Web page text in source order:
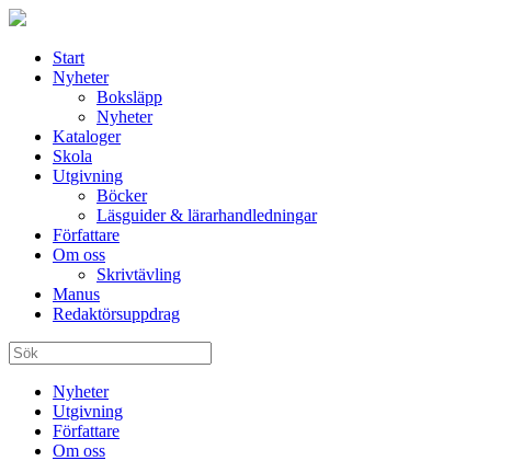
Start
Nyheter
Boksläpp
Nyheter
Kataloger
Skola
Utgivning
Böcker
Läsguider & lärarhandledningar
Författare
Om oss
Skrivtävling
Manus
Redaktörsuppdrag
Nyheter
Utgivning
Författare
Om oss